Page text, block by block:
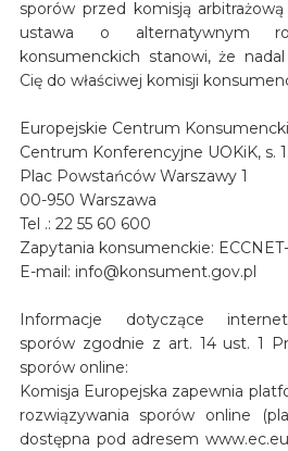
sporów przed komisją
ustawa o alternatywnym
konsumenckich stanowi, że
Cię do właściwej komisji
Europejskie Centrum
Centrum Konferencyjne UOKiK, s.
Plac Powstańców Warszawy 1
00-950 Warszawa
Tel .: 22 55 60 600
Zapytania konsumenckie:
E-mail: info@konsument.gov.pl
Informacje dotyczące
sporów zgodnie z art. 14 ust. 1
sporów online:
Komisja Europejska zapewnia
rozwiązywania sporów online
dostępna pod adresem